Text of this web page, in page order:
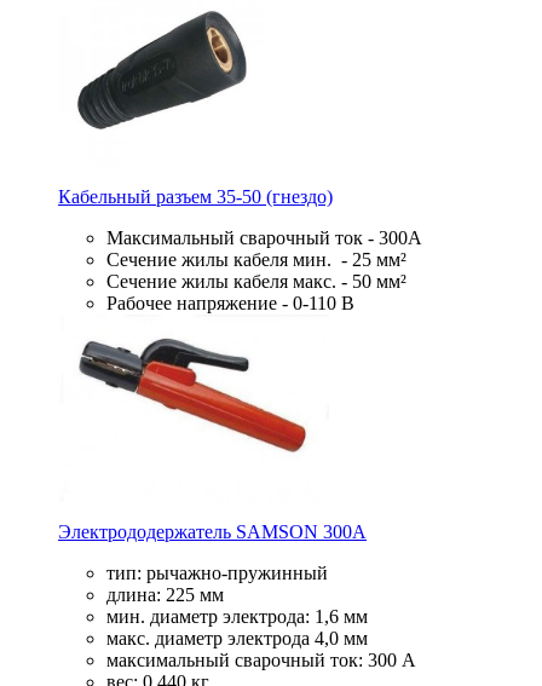
Кабельный разъем 35-50 (гнездо)
Максимальный сварочный ток - 300А
Сечение жилы кабеля мин. - 25 мм²
Сечение жилы кабеля макс. - 50 мм²
Рабочее напряжение - 0-110 В
Электрододержатель SAMSON 300А
тип: рычажно-пружинный
длина: 225 мм
мин. диаметр электрода: 1,6 мм
макс. диаметр электрода 4,0 мм
максимальный сварочный ток: 300 А
вес: 0,440 кг